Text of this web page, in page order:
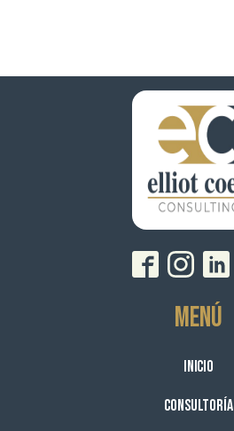
Menú
Inicio
Consultoría